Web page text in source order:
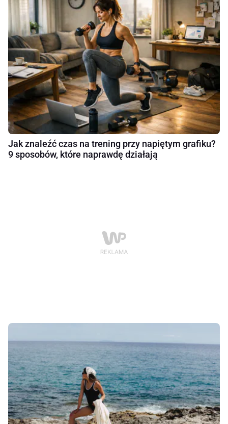
Jak znaleźć czas na trening przy napiętym grafiku?
9 sposobów, które naprawdę działają